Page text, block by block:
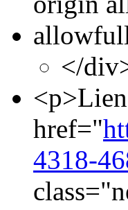
</
href="
4318-